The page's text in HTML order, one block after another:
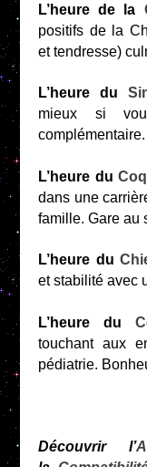
L’heure de la
positifs de la
et tendresse)
L’heure du
mieux si
complémentaire.
L’heure duCoq
dans une
famille. Gare au
L’heure du
et stabilité avec
L’heure du
touchant aux
pédiatrie.
Découvrir l’